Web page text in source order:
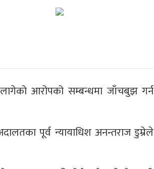
लागेको आरोपको सम्बन्धमा जाँचबुझ गर्न
पूर्व न्यायाधिश अनन्तराज डुम्रेले